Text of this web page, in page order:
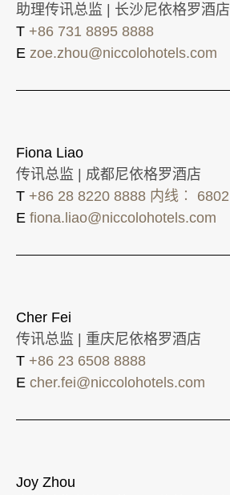
助理传讯总监 | 长沙尼依格罗酒店
T +86 731 8895 8888
E zoe.zhou@niccolohotels.com
Fiona Liao
传讯总监 | 成都尼依格罗酒店
T +86 28 8220 8888 内线︰ 6802
E fiona.liao@niccolohotels.com
Cher Fei
传讯总监 | 重庆尼依格罗酒店
T +86 23 6508 8888
E cher.fei@niccolohotels.com
Joy Zhou